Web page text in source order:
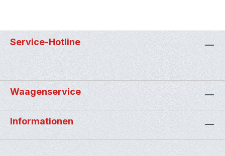
Service-Hotline
Waagenservice
Informationen